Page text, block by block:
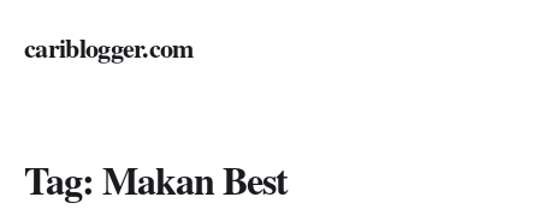
cariblogger.com
Tag:Makan Best